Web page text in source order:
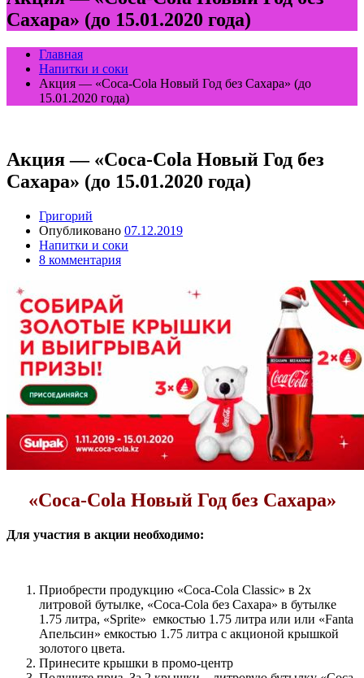
Сахара» (до 15.01.2020 года)
Главная
Напитки и соки
Акция — «Coca-Cola Новый Год без Сахара» (до
15.01.2020 года)
Акция — «Coca-Cola Новый Год без
Сахара» (до 15.01.2020 года)
Григорий
Опубликовано 07.12.2019
Напитки и соки
8 комментария
«Coca-Cola Новый Год без Сахара»
Для участия в акции необходимо:
Приобрести продукцию «Coca-Cola Classic» в 2х
литровой бутылке, «Coca-Cola без Сахара» в бутылке
1.75 литра, «Sprite» емкостью 1.75 литра или или «Fanta
Апельсин» емкостью 1.75 литра с акционой крышкой
золотого цвета.
Принесите крышки в промо-центр